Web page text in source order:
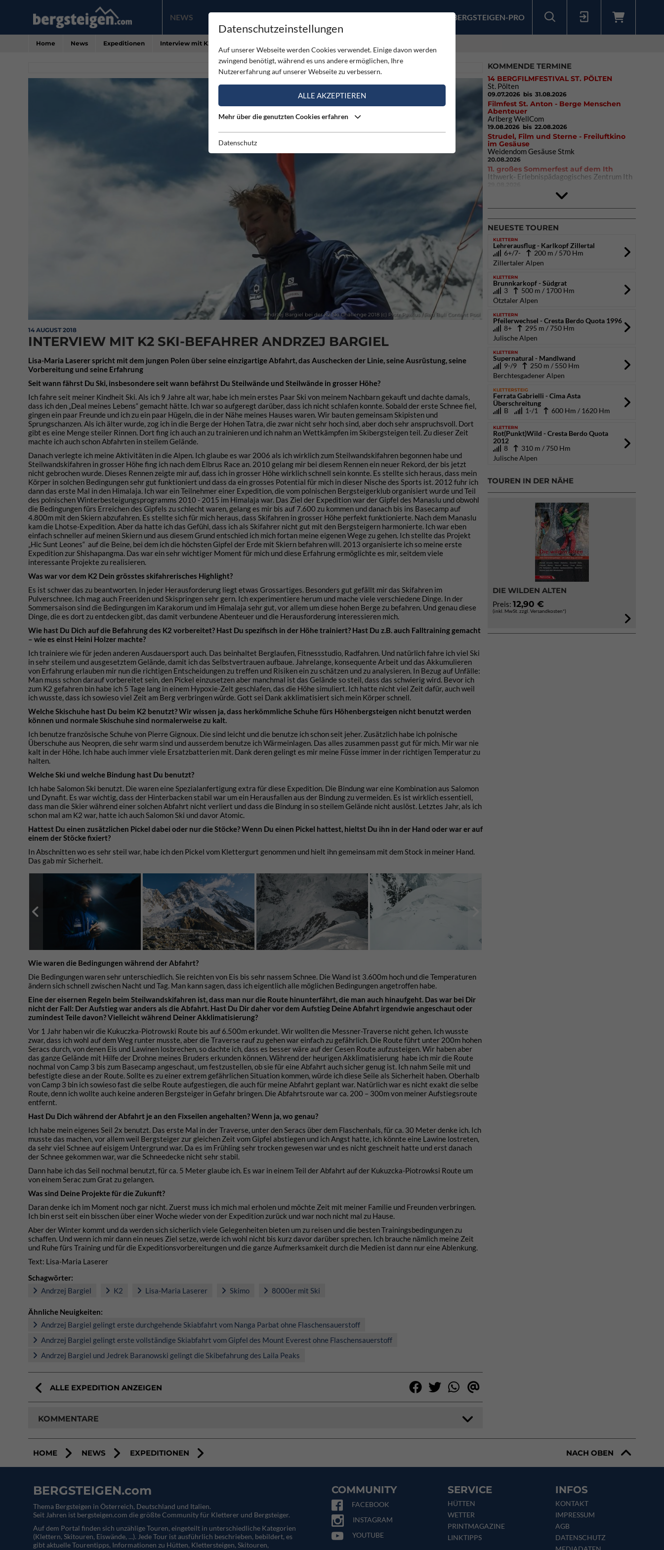
NEWS PRODUKTE BERGSTEIGEN-PRO
Home News Expeditionen Interview mit K2 Ski-Befahrer Andrzej Bargiel
Andrzej Bargiel bei der K2 Ski Challenge 2018 (c) Piotr Pawlus / Red Bull Content Pool
14 AUGUST 2018
INTERVIEW MIT K2 SKI-BEFAHRER ANDRZEJ BARGIEL
Lisa-Maria Laserer spricht mit dem jungen Polen über seine einzigartige Abfahrt, das Auschecken der Linie, seine Ausrüstung, seine
Vorbereitung und seine Erfahrung
Seit wann fährst Du Ski, insbesondere seit wann befährst Du Steilwände und Steilwände in grosser Höhe?
Ich fahre seit meiner Kindheit Ski. Als ich 9 Jahre alt war, habe ich mein erstes Paar Ski von meinem Nachbarn gekauft und dachte damals,
dass ich den „Deal meines Lebens“ gemacht hätte. Ich war so aufgeregt darüber, dass ich nicht schlafen konnte. Sobald der erste Schnee fiel,
gingen ein paar Freunde und ich zu ein paar Hügeln, die in der Nähe meines Hauses waren. Wir bauten gemeinsam Skipisten und
Sprungschanzen. Als ich älter wurde, zog ich in die Berge der Hohen Tatra, die zwar nicht sehr hoch sind, aber doch sehr anspruchsvoll. Dort
gibt es eine Menge steiler Rinnen. Dort fing ich auch an zu trainieren und ich nahm an Wettkämpfen im Skibergsteigen teil. Zu dieser Zeit
machte ich auch schon Abfahrten in steilem Gelände.
Danach verlegte ich meine Aktivitäten in die Alpen. Ich glaube es war 2006 als ich wirklich zum Steilwandskifahren begonnen habe und
Steilwandskifahren in grosser Höhe fing ich nach dem Elbrus Race an. 2010 gelang mir bei diesem Rennen ein neuer Rekord, der bis jetzt
nicht gebrochen wurde. Dieses Rennen zeigte mir auf, dass ich in grosser Höhe wirklich schnell sein konnte. Es stellte sich heraus, dass mein
Körper in solchen Bedingungen sehr gut funktioniert und dass da ein grosses Potential für mich in dieser Nische des Sports ist. 2012 fuhr ich
dann das erste Mal in den Himalaja. Ich war ein Teilnehmer einer Expedition, die vom polnischen Bergsteigerklub organisiert wurde und Teil
des polnischen Winterbesteigungsprogramms 2010 - 2015 im Himalaja war. Das Ziel der Expedition war der Gipfel des Manaslu und obwohl
die Bedingungen fürs Erreichen des Gipfels zu schlecht waren, gelang es mir bis auf 7.600 zu kommen und danach bis ins Basecamp auf
4.800m mit den Skiern abzufahren. Es stellte sich für mich heraus, dass Skifahren in grosser Höhe perfekt funktionierte. Nach dem Manaslu
kam die Lhotse-Expedition. Aber da hatte ich das Gefühl, dass ich als Skifahrer nicht gut mit den Bergsteigern harmonierte. Ich war eben
einfach schneller auf meinen Skiern und aus diesem Grund entschied ich mich fortan meine eigenen Wege zu gehen. Ich stellte das Projekt
„Hic Sunt Leones“ auf die Beine, bei dem ich die höchsten Gipfel der Erde mit Skiern befahren will. 2013 organisierte ich so meine erste
Expedition zur Shishapangma. Das war ein sehr wichtiger Moment für mich und diese Erfahrung ermöglichte es mir, seitdem viele
interessante Projekte zu realisieren.
Was war vor dem K2 Dein grösstes skifahrerisches Highlight?
Es ist schwer das zu beantworten. In jeder Herausforderung liegt etwas Grossartiges. Besonders gut gefällt mir das Skifahren im
Pulverschnee. Ich mag auch Freeriden und Skispringen sehr gern. Ich experimentiere herum und mache viele verschiedene Dinge. In der
Sommersaison sind die Bedingungen im Karakorum und im Himalaja sehr gut, vor allem um diese hohen Berge zu befahren. Und genau diese
Dinge, die es dort zu entdecken gibt, das damit verbundene Abenteuer und die Herausforderung interessieren mich.
Wie hast Du Dich auf die Befahrung des K2 vorbereitet? Hast Du spezifisch in der Höhe trainiert? Hast Du z.B. auch Falltraining gemacht
– wie es einst Heini Holzer machte?
Ich trainiere wie für jeden anderen Ausdauersport auch. Das beinhaltet Berglaufen, Fitnessstudio, Radfahren. Und natürlich fahre ich viel Ski
in sehr steilem und ausgesetztem Gelände, damit ich das Selbstvertrauen aufbaue. Jahrelange, konsequente Arbeit und das Akkumulieren
von Erfahrung erlauben mir nun die richtigen Entscheidungen zu treffen und Risiken ein zu schätzen und zu analysieren. In Bezug auf Unfälle:
Man muss schon darauf vorbereitet sein, den Pickel einzusetzen aber manchmal ist das Gelände so steil, dass das schwierig wird. Bevor ich
zum K2 gefahren bin habe ich 5 Tage lang in einem Hypoxie-Zelt geschlafen, das die Höhe simuliert. Ich hatte nicht viel Zeit dafür, auch weil
ich wusste, dass ich sowieso viel Zeit am Berg verbringen würde. Gott sei Dank akklimatisiert sich mein Körper schnell.
Welche Skischuhe hast Du beim K2 benutzt? Wir wissen ja, dass herkömmliche Schuhe fürs Höhenbergsteigen nicht benutzt werden
können und normale Skischuhe sind normalerweise zu kalt.
Ich benutze französische Schuhe von Pierre Gignoux. Die sind leicht und die benutze ich schon seit jeher. Zusätzlich habe ich polnische
Überschuhe aus Neopren, die sehr warm sind und ausserdem benutze ich Wärmeinlagen. Das alles zusammen passt gut für mich. Mir war nie
kalt in der Höhe. Ich habe auch immer viele Ersatzbatterien mit. Dank deren gelingt es mir meine Füsse immer in der richtigen Temperatur zu
halten.
Welche Ski und welche Bindung hast Du benutzt?
Ich habe Salomon Ski benutzt. Die waren eine Spezialanfertigung extra für diese Expedition. Die Bindung war eine Kombination aus Salomon
und Dynafit. Es war wichtig, dass der Hinterbacken stabil war um ein Herausfallen aus der Bindung zu vermeiden. Es ist wirklich essentiell,
dass man die Skier während einer solchen Abfahrt nicht verliert und dass die Bindung in so steilem Gelände nicht auslöst. Letztes Jahr, als ich
schon mal am K2 war, hatte ich auch Salomon Ski und davor Atomic.
Hattest Du einen zusätzlichen Pickel dabei oder nur die Stöcke? Wenn Du einen Pickel hattest, hieltst Du ihn in der Hand oder war er auf
einem der Stöcke fixiert?
In Abschnitten wo es sehr steil war, habe ich den Pickel vom Klettergurt genommen und hielt ihn gemeinsam mit dem Stock in meiner Hand.
Das gab mir Sicherheit.
Wie waren die Bedingungen während der Abfahrt?
Die Bedingungen waren sehr unterschiedlich. Sie reichten von Eis bis sehr nassem Schnee. Die Wand ist 3.600m hoch und die Temperaturen
ändern sich schnell zwischen Nacht und Tag. Man kann sagen, dass ich eigentlich alle möglichen Bedingungen angetroffen habe.
Eine der eisernen Regeln beim Steilwandskifahren ist, dass man nur die Route hinunterfährt, die man auch hinaufgeht. Das war bei Dir
nicht der Fall: Der Aufstieg war anders als die Abfahrt. Hast Du Dir daher vor dem Aufstieg Deine Abfahrt irgendwie angeschaut oder
zumindest Teile davon? Vielleicht während Deiner Akklimatisierung?
Vor 1 Jahr haben wir die Kukuczka-Piotrowski Route bis auf 6.500m erkundet. Wir wollten die Messner-Traverse nicht gehen. Ich wusste
zwar, dass ich wohl auf dem Weg runter musste, aber die Traverse rauf zu gehen war einfach zu gefährlich. Die Route führt unter 200m hohen
Seracs durch, von denen Eis und Lawinen losbrechen, so dachte ich, dass es besser wäre auf der Cesen Route aufzusteigen. Wir haben aber
das ganze Gelände mit Hilfe der Drohne meines Bruders erkunden können. Während der heurigen Akklimatisierung habe ich mir die Route
nochmal von Camp 3 bis zum Basecamp angeschaut, um festzustellen, ob sie für eine Abfahrt auch sicher genug ist. Ich nahm Seile mit und
befestigte diese an der Route. Sollte es zu einer extrem gefährlichen Situation kommen, würde ich diese Seile als Sicherheit haben. Oberhalb
von Camp 3 bin ich sowieso fast die selbe Route aufgestiegen, die auch für meine Abfahrt geplant war. Natürlich war es nicht exakt die selbe
Route, denn ich wollte auch keine anderen Bergsteiger in Gefahr bringen. Die Abfahrtsroute war ca. 200 – 300m von meiner Aufstiegsroute
entfernt.
Hast Du Dich während der Abfahrt je an den Fixseilen angehalten? Wenn ja, wo genau?
Ich habe mein eigenes Seil 2x benutzt. Das erste Mal in der Traverse, unter den Seracs über dem Flaschenhals, für ca. 30 Meter denke ich. Ich
musste das machen, vor allem weil Bergsteiger zur gleichen Zeit vom Gipfel abstiegen und ich Angst hatte, ich könnte eine Lawine lostreten,
da sehr viel Schnee auf eisigem Untergrund war. Da es im Frühling sehr trocken gewesen war und es nicht geschneit hatte und erst danach
der Schnee gekommen war, war die Schneedecke nicht sehr stabil.
Dann habe ich das Seil nochmal benutzt, für ca. 5 Meter glaube ich. Es war in einem Teil der Abfahrt auf der Kukuzcka-Piotrowksi Route um
von einem Serac zum Grat zu gelangen.
Was sind Deine Projekte für die Zukunft?
Daran denke ich im Moment noch gar nicht. Zuerst muss ich mich mal erholen und möchte Zeit mit meiner Familie und Freunden verbringen.
Ich bin erst seit ein bisschen über einer Woche wieder von der Expedition zurück und war noch nicht mal zu Hause.
Aber der Winter kommt und da werden sich sicherlich viele Gelegenheiten bieten um zu reisen und die besten Trainingsbedingungen zu
schaffen. Und wenn ich mir dann ein neues Ziel setze, werde ich wohl nicht bis kurz davor darüber sprechen. Ich brauche nämlich meine Zeit
und Ruhe fürs Training und für die Expeditionsvorbereitungen und die ganze Aufmerksamkeit durch die Medien ist dann nur eine Ablenkung.
Text: Lisa-Maria Laserer
Schagwörter:
Andrzej Bargiel
K2 Lisa-Maria Laserer Skimo 8000er mit Ski
Ähnliche Neuigkeiten:
Andrzej Bargiel gelingt erste durchgehende Skiabfahrt vom Nanga Parbat ohne Flaschensauerstoff
Andrzej Bargiel gelingt erste vollständige Skiabfahrt vom Gipfel des Mount Everest ohne Flaschensauerstoff
Andrzej Bargiel und Jedrek Baranowski gelingt die Skibefahrung des Laila Peaks
ALLE EXPEDITION ANZEIGEN
KOMMENTARE
KOMMENDE TERMINE
14 BERGFILMFESTIVAL ST. PÖLTEN
St. Pölten
09.07.2026 bis 31.08.2026
Filmfest St. Anton - Berge Menschen
Abenteuer
Arlberg WellCom
19.08.2026 bis 22.08.2026
Strudel, Film und Sterne - Freiluftkino
im Gesäuse
Weidendom Gesäuse Stmk
20.08.2026
11. großes Sommerfest auf dem Ith
Ithwerk- Erlebnispädagogisches Zentrum Ith
02.10.2026bis 04.10.2026
NEUESTE TOUREN
KLETTERN
Lehrerausflug - Karlkopf Zillertal
6+/7-
200 m / 570 Hm
Zillertaler Alpen
KLETTERN
Brunnkarkopf - Südgrat
3
500 m / 1700 Hm
Ötztaler Alpen
KLETTERN
Pfeilerwechsel - Cresta Berdo Quota 1996
8+
295 m / 750 Hm
Julische Alpen
KLETTERN
Supernatural - Mandlwand
9-/9
250 m / 550 Hm
Berchtesgadener Alpen
KLETTERSTEIG
Ferrata Gabrielli - Cima Asta
Überschreitung
B
1-/1 600 Hm / 1620 Hm
KLETTERN
Rot(Punkt)Wild - Cresta Berdo Quota
2012
8
310 m / 750 Hm
Julische Alpen
TOUREN IN DER NÄHE
DIE WILDEN ALTEN
Preis: 12,90 €
(inkl. MwSt. zzgl. Versandkosten*)
HOME NEWS EXPEDITIONEN NACH OBEN
BERGSTEIGEN.com
Thema Bergsteigen in Österreich, Deutschland und Italien.
Seit Jahren ist bergsteigen.com die größte Community für Kletterer und Bergsteiger.
Auf dem Portal finden sich unzählige Touren, eingeteilt in unterschiedliche Kategorien
(Klettern, Skitouren, Eiswände, ...). Jede Tour ist ausführlich beschrieben, bebildert, es
gibt aktuelle Tourentipps, Informationen zu Hütten, Klettersteigen, Skitouren,
COMMUNITY
FACEBOOK
INSTAGRAM
YOUTUBE
SERVICE
HÜTTEN
WETTER
PRINTMAGAZINE
LINKTIPPS
INFOS
KONTAKT
IMPRESSUM
AGB
DATENSCHUTZ
Datenschutzeinstellungen
Auf unserer Webseite werden Cookies verwendet. Einige davon werden
zwingend benötigt, während es uns andere ermöglichen, Ihre
Nutzererfahrung auf unserer Webseite zu verbessern.
ALLE AKZEPTIEREN
Mehr über die genutzten Cookies erfahren
Datenschutz